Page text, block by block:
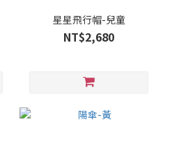
星星飛行帽-兒童
NT$2,680